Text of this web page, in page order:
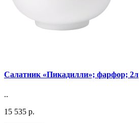
Салатник «Пикадилли»; фарфор; 2л
..
15 535 р.